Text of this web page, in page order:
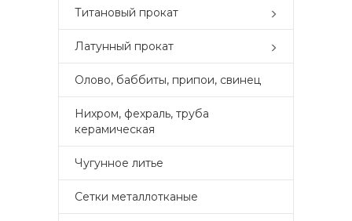
Титановый прокат
Латунный прокат
Олово, баббиты, припои, свинец
Нихром, фехраль, труба
керамическая
Чугунное литье
Сетки металлотканые